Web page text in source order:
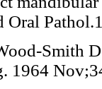
Oral
Smith
1964